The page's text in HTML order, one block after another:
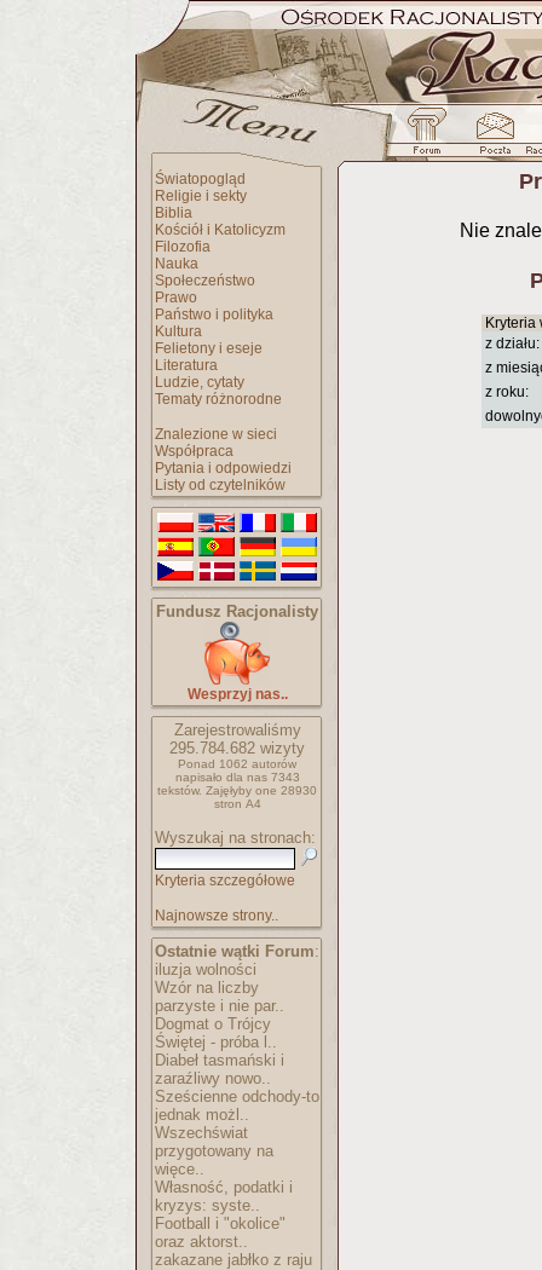
Światopogląd
Religie i sekty
Biblia
Kościół i Katolicyzm
Filozofia
Nauka
Społeczeństwo
Prawo
Państwo i polityka
Kultura
Felietony i eseje
Literatura
Ludzie, cytaty
Tematy różnorodne
Znalezione w sieci
Współpraca
Pytania i odpowiedzi
Listy od czytelników
Fundusz Racjonalisty
Wesprzyj nas..
Zarejestrowaliśmy
295.784.682 wizyty
Ponad 1062 autorów
napisało dla nas 7343
tekstów. Zajęłyby one 28930
stron A4
Wyszukaj na stronach:
Kryteria szczegółowe
Najnowsze strony..
Ostatnie wątki Forum:
iluzja wolności
Wzór na liczby
parzyste i nie par..
Dogmat o Trójcy
Świętej - próba l..
Diabeł tasmański i
zaraźliwy nowo..
Sześcienne odchody-to
jednak możl..
Wszechświat
przygotowany na
więce..
Własność, podatki i
kryzys: syste..
Football i "okolice"
oraz aktorst..
zakazane jabłko z raju
Nie
Kryteria
z działu:
z
z roku: